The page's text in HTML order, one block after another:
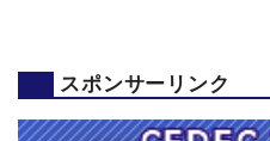
スポンサーリンク